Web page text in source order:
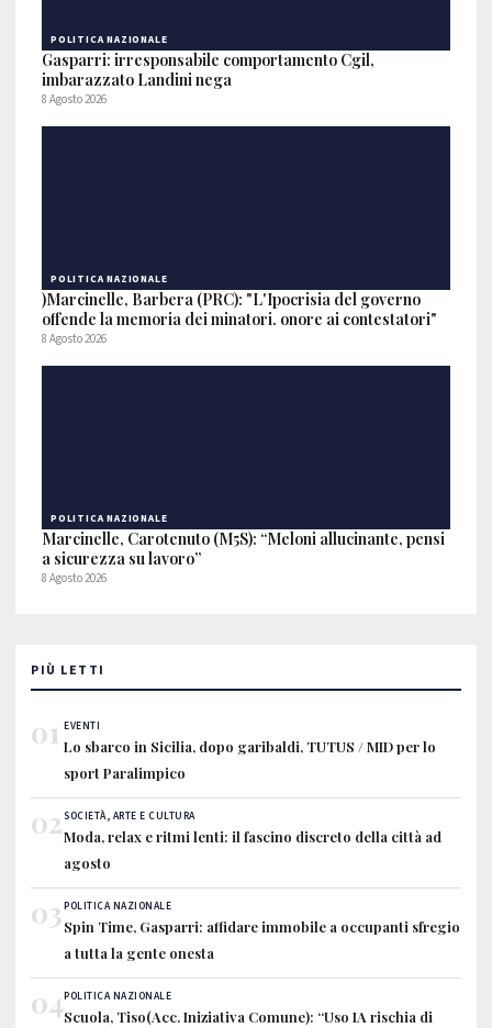
POLITICA NAZIONALE
Gasparri: irresponsabile comportamento Cgil,
imbarazzato Landini nega
8 Agosto 2026
POLITICA NAZIONALE
)Marcinelle, Barbera (PRC): "L'Ipocrisia del governo
offende la memoria dei minatori. onore ai contestatori"
8 Agosto 2026
POLITICA NAZIONALE
Marcinelle, Carotenuto (M5S): “Meloni allucinante, pensi
a sicurezza su lavoro”
8 Agosto 2026
PIÙ LETTI
01 EVENTI
Lo sbarco in Sicilia, dopo garibaldi, TUTUS / MID per lo
sport Paralimpico
02SOCIETÀ, ARTE E CULTURA
Moda, relax e ritmi lenti: il fascino discreto della città ad
agosto
03POLITICA NAZIONALE
Spin Time, Gasparri: affidare immobile a occupanti sfregio
a tutta la gente onesta
04POLITICA NAZIONALE
Scuola, Tiso(Acc. Iniziativa Comune): “Uso IA rischia di